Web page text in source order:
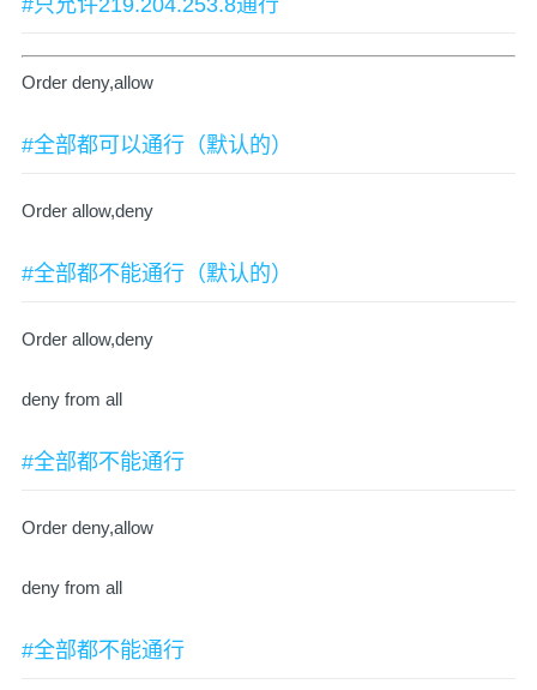
#只允许219.204.253.8通行
Order deny,allow
#全部都可以通行（默认的）
Order allow,deny
#全部都不能通行（默认的）
Order allow,deny
deny from all
#全部都不能通行
Order deny,allow
deny from all
#全部都不能通行